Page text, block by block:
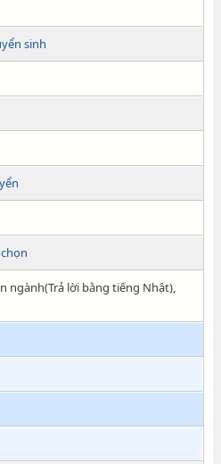
sinh
ngành(Trả lời bằng tiếng Nhật),